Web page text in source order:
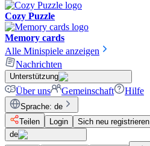
Cozy Puzzle
Memory cards
Alle Minispiele anzeigen
Nachrichten
Unterstützung
Über uns Gemeinschaft Hilfe
Sprache: de
Teilen
Login
Sich neu registrieren
de